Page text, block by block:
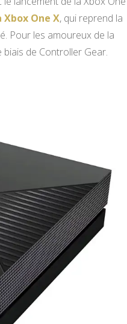
One X, qui reprend la
Pour les amoureux de la
de Controller Gear.